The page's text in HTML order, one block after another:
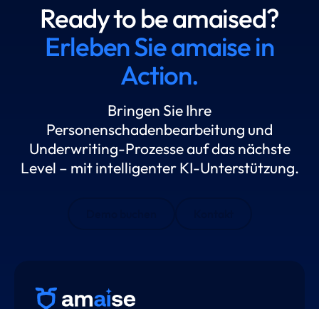
Ready to be amaised?
Erleben Sie amaise in
Action.
Bringen Sie Ihre
Personenschadenbearbeitung und
Underwriting-Prozesse auf das nächste
Level – mit intelligenter KI-Unterstützung.